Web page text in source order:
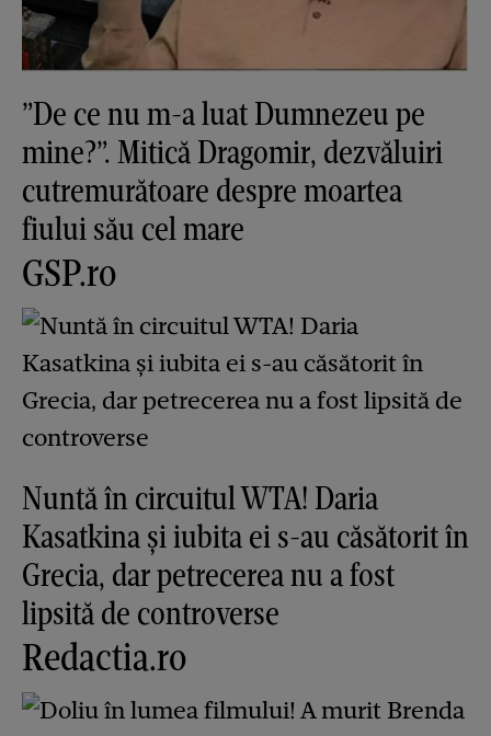
”De ce nu m-a luat Dumnezeu pe
mine?”. Mitică Dragomir, dezvăluiri
cutremurătoare despre moartea
fiului său cel mare
GSP.ro
Nuntă în circuitul WTA! Daria
Kasatkina și iubita ei s-au căsătorit în
Grecia, dar petrecerea nu a fost
lipsită de controverse
Redactia.ro